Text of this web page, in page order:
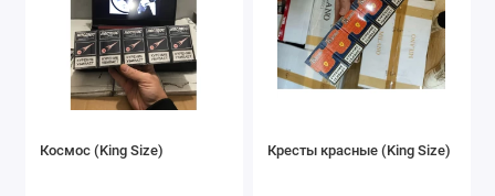
Космос (King Size) Кресты красные (King Size)